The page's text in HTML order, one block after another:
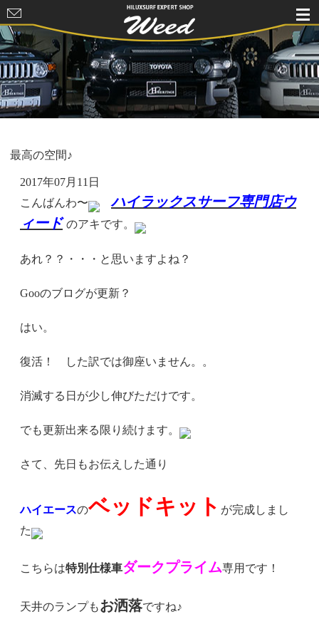
HILUXSURF
EXPERT
SHOP Weed
最高の空間♪
2017年07月11日
こんばんわ〜
ハイラックスサーフ専門店ウ
ィード のアキです。
あれ？？・・・と思いますよね？
Gooのブログが更新？
はい。
復活！ した訳では御座いません。。
消滅する日が少し伸びただけです。
でも更新出来る限り続けます。
さて、先日もお伝えした通り
ハイエースのベッドキット が完成しまし
た
こちらは特別仕様車ダークプライム専用です！
天井のランプもお洒落ですね♪